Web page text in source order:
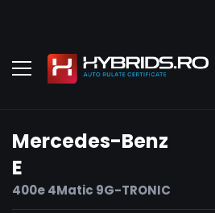
Mercedes-Benz
E
400e 4Matic 9G-TRONIC